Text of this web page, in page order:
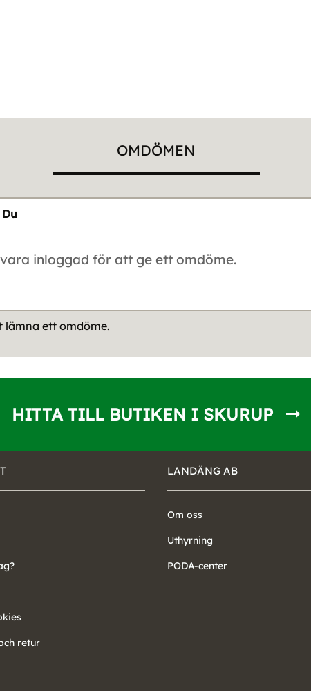
OMDÖMEN
Du
lämna ett omdöme.
HITTA TILL BUTIKEN I SKURUP
retur
LANDÄNG AB
Om oss
Uthyrning
PODA-center